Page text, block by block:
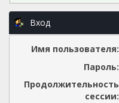
Вход
Имя пользователя:
Пароль:
Продолжительность
сессии: